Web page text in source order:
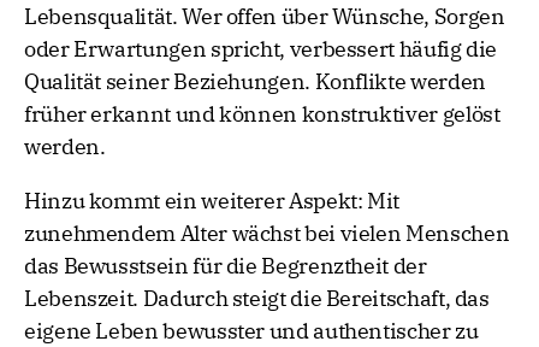
Lebensqualität. Wer offen über Wünsche, Sorgen
oder Erwartungen spricht, verbessert häufig die
Qualität seiner Beziehungen. Konflikte werden
früher erkannt und können konstruktiver gelöst
werden.
Hinzu kommt ein weiterer Aspekt: Mit
zunehmendem Alter wächst bei vielen Menschen
das Bewusstsein für die Begrenztheit der
Lebenszeit. Dadurch steigt die Bereitschaft, das
eigene Leben bewusster und authentischer zu